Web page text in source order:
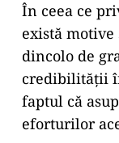
În ceea ce
există
dincolo de
credibilității
faptul că
eforturilor